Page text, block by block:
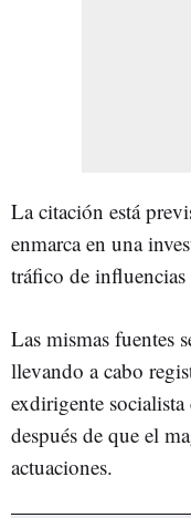
La citación está
enmarca en una
tráfico de
Las mismas fuentes
llevando a cabo
exdirigente socialista
después de que el
actuaciones.